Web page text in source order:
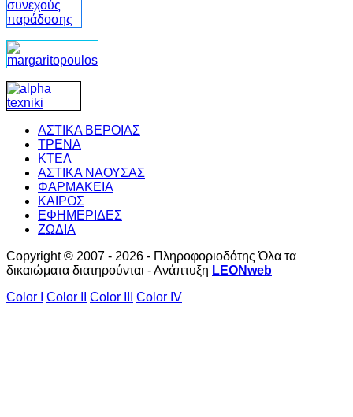
ΑΣΤΙΚΑ ΒΕΡΟΙΑΣ
ΤΡΕΝΑ
ΚΤΕΛ
ΑΣΤΙΚΑ ΝΑΟΥΣΑΣ
ΦΑΡΜΑΚΕΙΑ
ΚΑΙΡΟΣ
ΕΦΗΜΕΡΙΔΕΣ
ΖΩΔΙΑ
Copyright © 2007 - 2026 - Πληροφοριοδότης Όλα τα
δικαιώματα διατηρούνται - Ανάπτυξη LEONweb
Color I
Color II Color III Color IV